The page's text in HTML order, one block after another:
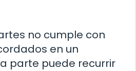
no cumple con
en un
parte puede recurrir